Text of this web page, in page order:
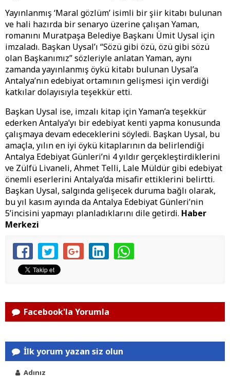
Yayınlanmış ‘Maral gözlüm’ isimli bir şiir kitabı bulunan
ve hali hazırda bir senaryo üzerine çalışan Yaman,
romanını Muratpaşa Belediye Başkanı Ümit Uysal için
imzaladı. Başkan Uysal’ı “Sözü gibi özü, özü gibi sözü
olan Başkanımız” sözleriyle anlatan Yaman, aynı
zamanda yayınlanmış öykü kitabı bulunan Uysal’a
Antalya’nın edebiyat ortamının gelişmesi için verdiği
katkılar dolayısıyla teşekkür etti.
Başkan Uysal ise, imzalı kitap için Yaman’a teşekkür
ederken Antalya’yı bir edebiyat kenti yapma konusunda
çalışmaya devam edeceklerini söyledi. Başkan Uysal, bu
amaçla, yılın en iyi öykü kitaplarının da belirlendiği
Antalya Edebiyat Günleri’ni 4 yıldır gerçekleştirdiklerini
ve Zülfü Livaneli, Ahmet Telli, Lale Müldür gibi edebiyat
önemli eserlerini Antalya’da misafir ettiklerini belirtti.
Başkan Uysal, salgında gelişecek duruma bağlı olarak,
bu yıl kasım ayında da Antalya Edebiyat Günleri’nin
5’incisini yapmayı planladıklarını dile getirdi. Haber
Merkezi
Facebook'la Yorumla
İlk yorum yazan siz olun
Adınız